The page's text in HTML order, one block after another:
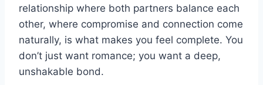
relationship where both partners balance each
other, where compromise and connection come
naturally, is what makes you feel complete. You
don’t just want romance; you want a deep,
unshakable bond.